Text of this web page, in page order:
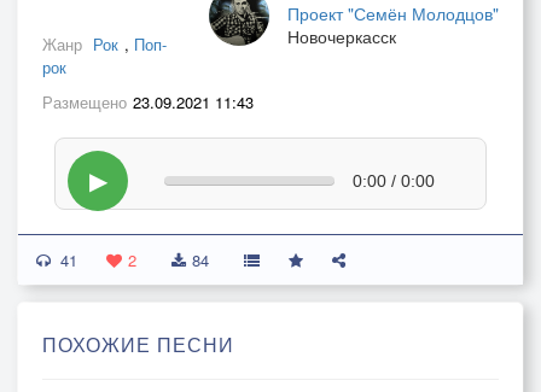
Проект "Семён Молодцов"
Новочеркасск
Жанр Рок , Поп-
рок
Размещено 23.09.2021 11:43
▶ 0:00 / 0:00
41 2 84
ПОХОЖИЕ ПЕСНИ